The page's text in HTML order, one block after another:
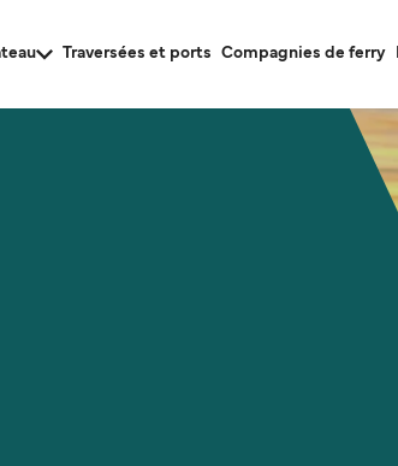
Traversées et ports Compagnies de ferry